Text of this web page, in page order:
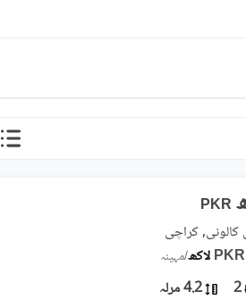
PKR
کالونی, کراچی
PKR
/مہینہ
2 4.2 مرلہ